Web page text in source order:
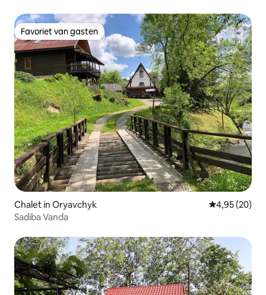
Favoriet van gasten
Favoriet van gasten
Chalet in Oryavchyk Gemiddelde
4,95 (20)
Sadiba Vanda